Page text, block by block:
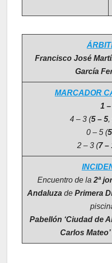
Francisco José
García
MARCADOR
1
4 – 3 (5 – 5,
0 – 5 (
2 – 3 (7 –
Encuentro de la 2ª
Andaluza de Primera
Pabellón ‘Ciudad de
Carlos Mateo’